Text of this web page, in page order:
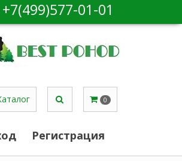
+7(499)577-01-01
0
Регистрация